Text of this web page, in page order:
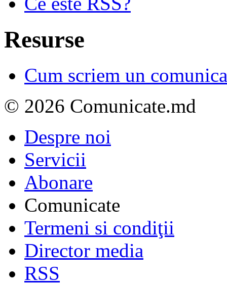
Resurse
Cum scriem un
© 2026 Comunicate.md
Despre noi
Servicii
Abonare
Comunicate
Termeni si condiţii
Director media
RSS